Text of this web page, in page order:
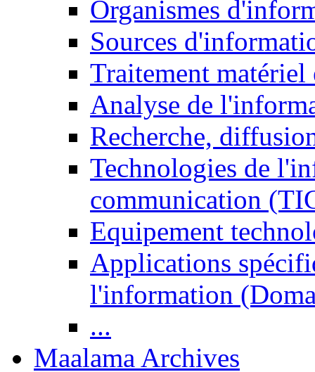
Organismes
Sources
Traitement matériel
Analyse de
Recherche,
Technologies de
communication
Equipement
Applications
l'information
...
Maalama Archives